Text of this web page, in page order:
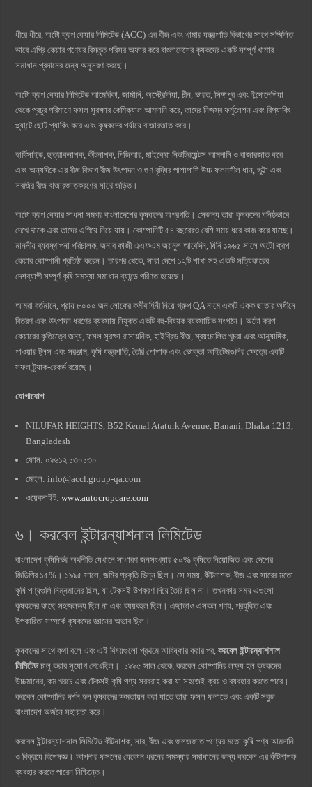
ধীরে ধীরে, অটো ক্রপ কেয়ার লিমিটেড (ACC) এর বীজ এবং খামার যন্ত্রপাতি বিভাগের সাথে সম্মিলিত
ভাবে এগ্রি কেয়ার পণ্যের বিস্তৃত পরিসর অফার করে বাংলাদেশের কৃষকদের একটি সম্পূর্ণ খামার
সমাধান প্রদানের জন্য অনুসরণ করছে।
অটো ক্রপ কেয়ার লিমিটেড আমেরিকা, জার্মানি, অস্ট্রেলিয়া, চীন, ভারত, সিঙ্গাপুর এবং ইন্দোনেশিয়া
থেকে প্রচুর পরিমাণে ফসল সুরক্ষার কেমিক্যাল আমদানি করে, তাদের নিজস্ব ফর্মুলেশন এবং রিপ্যাকিং
প্ল্যান্টে ছোট প্যাকিং করে এবং কৃষকদের পর্যায়ে বাজারজাত করে।
হার্বিসাইড, ছত্রাকনাশক, কীটনাশক, পিজিআর, মাইক্রো নিউট্রিয়েন্টস আমদানি ও বাজারজাত করে
এবং অন্যদিকে এর বীজ বিভাগ বীজ উৎপাদন ও গুণ বৃদ্ধির পাশাপাশি উচ্চ ফলনশীল ধান, ভুট্টা এবং
সবজির বীজ বাজারজাতকরণের সাথে জড়িত।
অটো ক্রপ কেয়ার সাধনা সমগ্র বাংলাদেশের কৃষকদের অগ্রগতি। সেজন্য তারা কৃষকদের ঘনিষ্ঠভাবে
দেখে থাকে এবং তাদের এগিয়ে নিয়ে যায়। কোম্পানিটি ৫৪ বছরেরও বেশি সময় ধরে কাজ করে যাচ্ছে।
মাননীয় ব্যবস্থাপনা পরিচালক, জনাব কাজী এএফএম জয়নুল আবেদিন, যিনি ১৯৬৫ সালে অটো ক্রপ
কেয়ার কোম্পানী প্রতিষ্ঠা করেন। তারপর থেকে, সারা দেশে ১২টি শাখা সহ একটি সত্যিকারের
দেশব্যাপী সম্পূর্ণ কৃষি সমস্যা সমাধান ব্যান্ডে পরিণত হয়েছে।
আমরা বর্তমানে, প্রায় ৮০০০ জন লোকের কর্মীবাহিনী নিয়ে গ্রুপ QA নামে একটি একক ছাতার অধীনে
বিতরণ এবং উৎপাদন ধরণের ব্যবসায় নিযুক্ত একটি বহু-বিষয়ক ব্যবসায়িক সংগঠন। অটো ক্রপ
কেয়ারের কৃতিত্বেে জন্য, ফসল সুরক্ষা রাসায়নিক, হাইব্রিড বীজ, স্বয়ংচালিত খুচরা এবং আনুষাঙ্গিক,
পাওয়ার টুলস এবং সরঞ্জাম, কৃষি যন্ত্রপাতি, তৈরি পোশাক এবং ভোক্তা আইটেমগুলির ক্ষেত্রে একটি
সফল ট্র্যাক-রেকর্ড রয়েছে।
যোগাযোগ
NILUFAR HEIGHTS, B52 Kemal Ataturk Avenue, Banani, Dhaka 1213,
Bangladesh
ফোন: ০৯৬১২ ১৩০১৩০
মেইল:info@accl.group-qa.com
ওয়েবসাইট:www.autocropcare.com
৬। করবেল ইন্টারন্যাশনাল লিমিটেড
বাংলাদেশ কৃষিনির্ভর অর্থনীতি যেখানে সাধারণ জনসংখ্যার ৫০% কৃষিতে নিয়োজিত এবং দেশের
জিডিপির ১৫%। ১৯৯৫ সালে, জমির প্রকৃতি ভিন্ন ছিল। সে সময়, কীটনাশক, বীজ এবং সারের মতো
কৃষি পণ্যগুলি নিম্নমানের ছিল, যা টেকসই উপকরণ দিয়ে তৈরি ছিল না। তখনকার সময় এগুলো
কৃষকদের কাছে সহজলভ্য ছিল না এবং ব্যয়বহুল ছিল। এছাড়াও এসকল পণ্য, প্রযুক্তি এবং
উপকারিতা সম্পর্কে কৃষকদের জ্ঞানের অভাব ছিল।
কৃষকদের সাথে কথা বলে এবং এই বিষয়গুলো প্রথমে আবিষ্কার করার পর,করবেল ইন্টারন্যাশনাল
লিমিটেডচালু করার সুযোগ দেখেছিল। ১৯৯৫ সাল থেকে, করবেল কোম্পানির লক্ষ্য হল কৃষকদের
উচ্চমানের, কম খরচে এবং টেকসই কৃষি পণ্য সরবরাহ করা যা সহজেই ক্রয় ও ব্যবহার করতে পারে।
করবেল কোম্পানির দর্শন হল কৃষকদের ক্ষমতায়ন করা যাতে তারা ফসল ফলাতে এবং একটি সবুজ
বাংলাদেশ অর্জনে সহায়তা করে।
করবেল ইন্টারন্যাশনাল লিমিটেড কীটনাশক, সার, বীজ এবং জলজজাত পণ্যের মতো কৃষি-পণ্য আমদানি
ও বিক্রয়ে বিশেষজ্ঞ। আপনার ফসলের যেকোন ধরনের সমস্যার সমাধানের জন্য করবেল এর কীটনাশক
ব্যবহার করতে পারেন নিশ্চিন্তে।